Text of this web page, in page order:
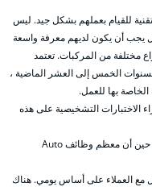
للقيام بعملهم بشكل جيد. ليس
يجب أن يكون لديهم معرفة واسعة
مختلفة من المركبات. تعتمد
الخمس إلى العشر الماضية ،
بها للعمل.
الاختبارات التشخيصية على هذه
ثم يستخدمون قاعدة معارفهم لإصلاح المشكلة , في حين أن معظم وظائف Auto
مع العملاء على أساس يومي. هناك